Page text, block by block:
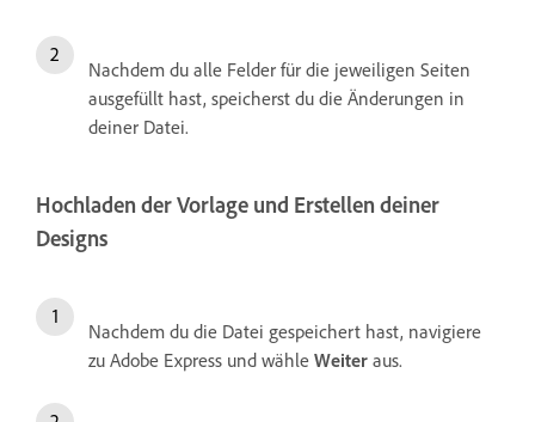
Nachdem du alle Felder für die jeweiligen Seiten
ausgefüllt hast, speicherst du die Änderungen in
deiner Datei.
Hochladen der Vorlage und Erstellen deiner
Designs
Nachdem du die Datei gespeichert hast, navigiere
zu Adobe Express und wähle Weiter aus.